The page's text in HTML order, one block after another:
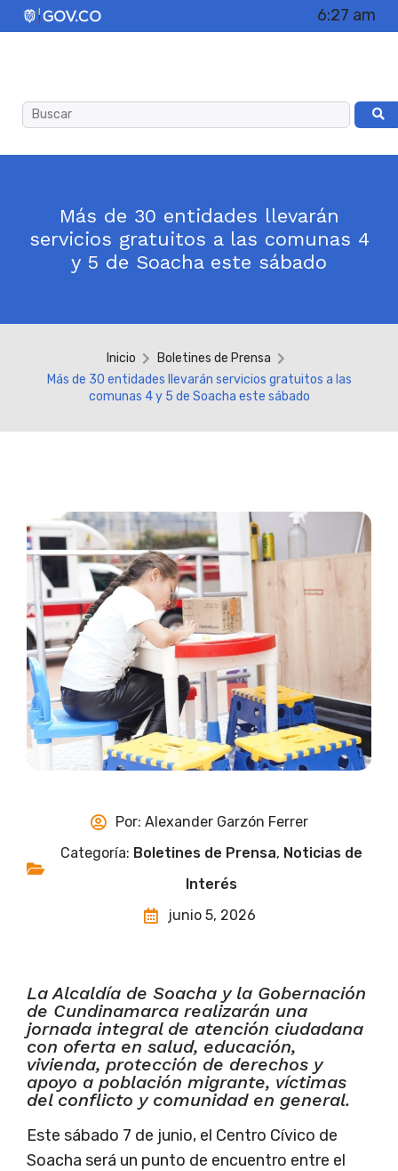
6:27 am
Más de 30 entidades llevarán
servicios gratuitos a las comunas 4
y 5 de Soacha este sábado
Inicio
Boletines de Prensa
Más de 30 entidades llevarán servicios gratuitos a las
comunas 4 y 5 de Soacha este sábado
Por: Alexander Garzón Ferrer
Categoría: Boletines de Prensa, Noticias de
Interés
junio 5, 2026
La Alcaldía de Soacha y la Gobernación
de Cundinamarca realizarán una
jornada integral de atención ciudadana
con oferta en salud, educación,
vivienda, protección de derechos y
apoyo a población migrante, víctimas
del conflicto y comunidad en general.
Este sábado 7 de junio, el Centro Cívico de
Soacha será un punto de encuentro entre el